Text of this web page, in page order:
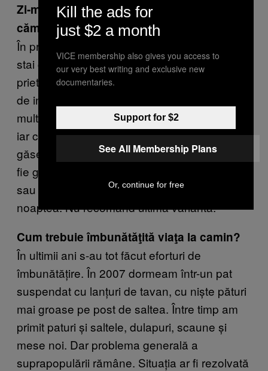
Zi-mi nişte puncte pro şi contra vieţii la
cămin.
În primul rând socializezi, iar dacă reușești să
stai cu oamenii care-ți convin se leagă
prietenii frumoase. Cu toate astea, noțiunea
de intimitate este distorsionată forțat. Vezi mai
mult decât îți dorești din corpul colegilor tăi,
iar când vine vorba de o relație, nu prea
găsești momente potrivite în care camera să
fie goală. Există varianta „5 lei pentru o cafea”
sau vă chinuiţi să nu faceți prea mult zgomot
noaptea. Nu recomand ultima variantă.
Cum trebuie îmbunătăţită viaţa la camin?
În ultimii ani s-au tot făcut eforturi de
îmbunătățire. În 2007 dormeam într-un pat
suspendat cu lanțuri de tavan, cu niște pături
mai groase pe post de saltea. Între timp am
primit paturi și saltele, dulapuri, scaune și
mese noi. Dar problema generală a
suprapopulării rămâne. Situația ar fi rezolvată
Kill the ads for
just $2 a month
VICE membership also gives you access to
our very best writing and exclusive new
documentaries.
Support for $2
See All Membership Plans
Or, continue for free